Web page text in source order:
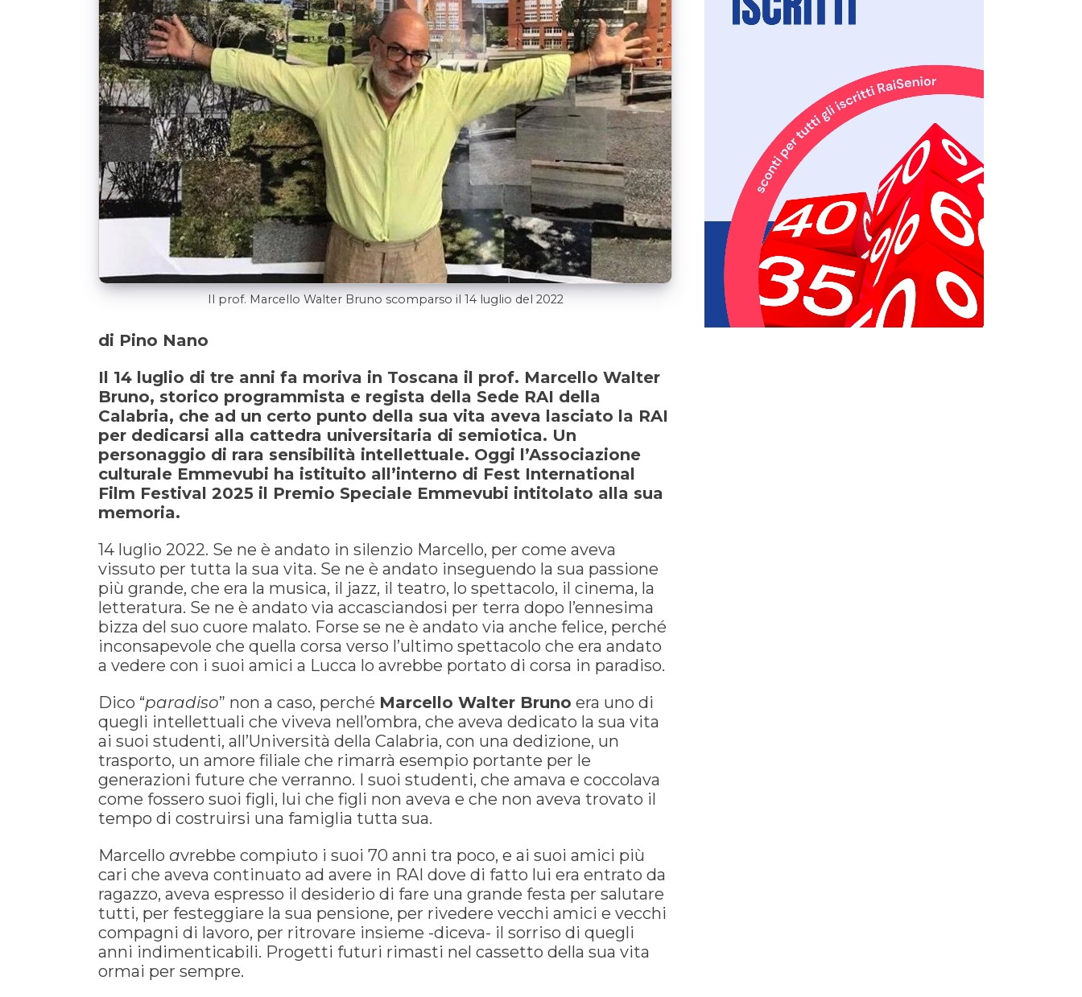
Il prof. Marcello Walter Bruno scomparso il 14 luglio del 2022
di Pino Nano
Il 14 luglio di tre anni fa moriva in Toscana il prof. Marcello Walter
Bruno, storico programmista e regista della Sede RAI della
Calabria, che ad un certo punto della sua vita aveva lasciato la RAI
per dedicarsi alla cattedra universitaria di semiotica. Un
personaggio di rara sensibilità intellettuale. Oggi l’Associazione
culturale Emmevubi ha istituito all’interno di Fest International
Film Festival 2025 il Premio Speciale Emmevubi intitolato alla sua
memoria.
14 luglio 2022. Se ne è andato in silenzio Marcello, per come aveva
vissuto per tutta la sua vita. Se ne è andato inseguendo la sua passione
più grande, che era la musica, il jazz, il teatro, lo spettacolo, il cinema, la
letteratura. Se ne è andato via accasciandosi per terra dopo l’ennesima
bizza del suo cuore malato. Forse se ne è andato via anche felice, perché
inconsapevole che quella corsa verso l’ultimo spettacolo che era andato
a vedere con i suoi amici a Lucca lo avrebbe portato di corsa in paradiso.
Dico “paradiso” non a caso, perché Marcello Walter Bruno era uno di
quegli intellettuali che viveva nell’ombra, che aveva dedicato la sua vita
ai suoi studenti, all’Università della Calabria, con una dedizione, un
trasporto, un amore filiale che rimarrà esempio portante per le
generazioni future che verranno. I suoi studenti, che amava e coccolava
come fossero suoi figli, lui che figli non aveva e che non aveva trovato il
tempo di costruirsi una famiglia tutta sua.
Marcello avrebbe compiuto i suoi 70 anni tra poco, e ai suoi amici più
cari che aveva continuato ad avere in RAI dove di fatto lui era entrato da
ragazzo, aveva espresso il desiderio di fare una grande festa per salutare
tutti, per festeggiare la sua pensione, per rivedere vecchi amici e vecchi
compagni di lavoro, per ritrovare insieme -diceva- il sorriso di quegli
anni indimenticabili. Progetti futuri rimasti nel cassetto della sua vita
ormai per sempre.